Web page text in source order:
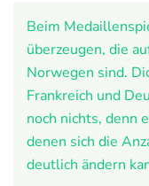
Beim
überzeugen, die
Norwegen sind.
Frankreich und
noch nichts, denn
denen sich die
deutlich ändern